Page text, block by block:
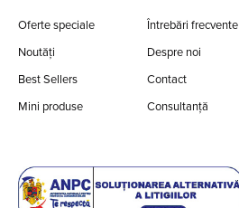
Oferte speciale
Noutăți
Best Sellers
Mini produse
Întrebări frecvente
Despre noi
Contact
Consultanță